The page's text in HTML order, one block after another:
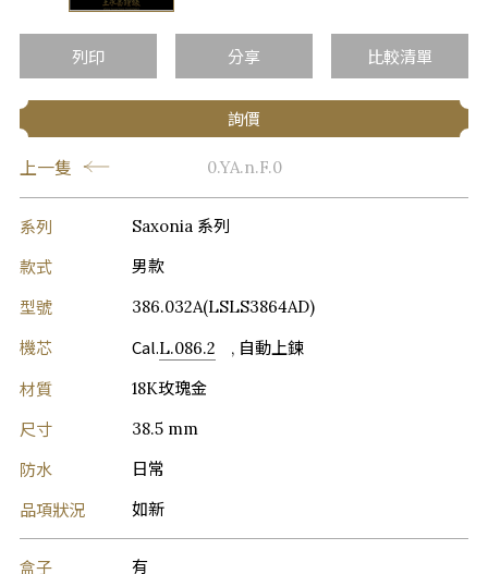
列印 分享 比較清單
詢價
上一隻 0.YA.n.F.0
系列 Saxonia 系列
款式 男款
型號 386.032A(LSLS3864AD)
機芯 Cal.L.086.2 , 自動上鍊
材質 18K玫瑰金
尺寸 38.5 mm
防水 日常
品項狀況 如新
盒子 有